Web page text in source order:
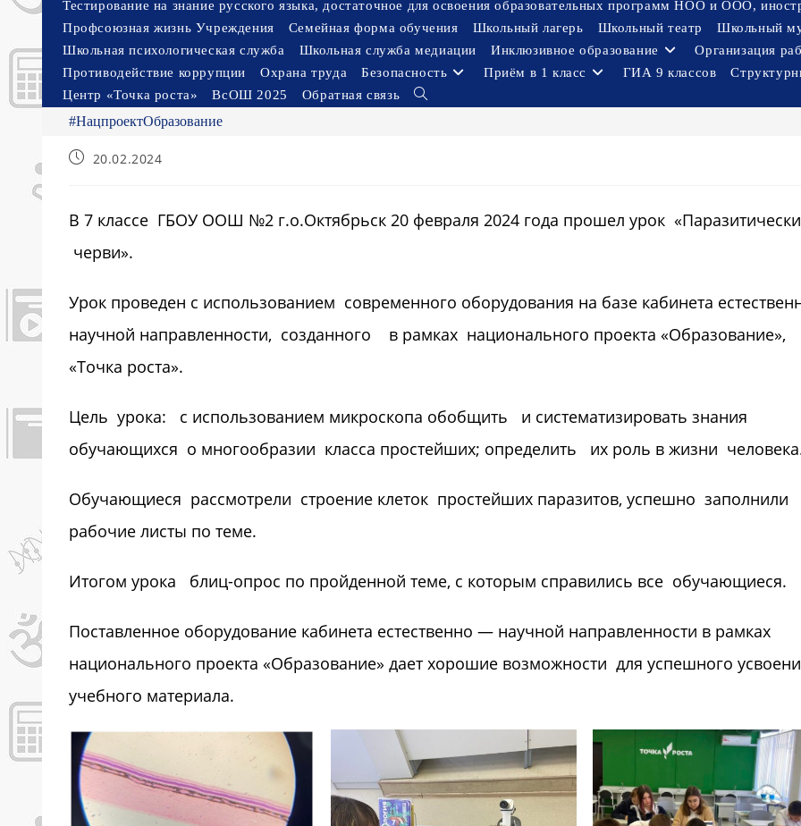
Тестирование на знание русского языка, достаточное для освоения образовательных программ НОО и ООО,
Профсоюзная жизнь Учреждения
Семейная форма обучения Школьный лагерь Школьный театр
Школьный
Школьная психологическая служба
Школьная служба медиации Инклюзивное образование
Организация
Противодействие коррупции
Охрана труда Безопасность Приём в 1 класс ГИА 9 классов
Центр «Точка роста»
ВсОШ 2025 Обратная связь
Переключить
#НацпроектОбразование
Запись20.02.2024
В 7 классе ГБОУ ООШ №2 г.о.Октябрьск 20 февраля 2024 года прошел урок
черви».
Урок проведен с использованием современного оборудования на базе кабинета
научной направленности, созданного в рамках национального проекта «Образование»,
«Точка роста».
Цель урока: с использованием микроскопа обобщить и систематизировать знания
обучающихся о многообразии класса простейших; определить их роль в жизни
Обучающиеся рассмотрели строение клеток простейших паразитов, успешно заполнили
рабочие листы по теме.
Итогом урока блиц-опрос по пройденной теме, с которым справились все обучающиеся.
Поставленное оборудование кабинета естественно — научной направленности в рамках
национального проекта «Образование» дает хорошие возможности для успешного
учебного материала.